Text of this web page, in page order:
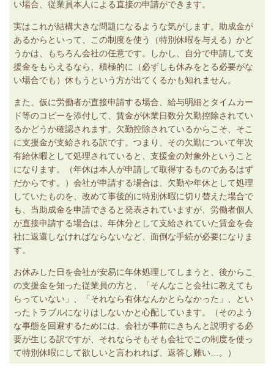
い場合、従業員本人による直接の申請ができます。
実はこれが結構大きな問題になるような気がします。助成金が
あるからといって、この制度を使う（特別休暇を与える）かど
うかは、もちろん会社の任意です。しかし、自分で申請して支
援金をもらえるなら、積極的に（必ずしも休みをとる必要がな
い場合でも）休もうという方が出てくるかも知れません。
また、仮に労働者が直接申請する場合、給与明細とタイムカー
ド等のコピーを添付して、賃金が休業日数分欠勤控除されてい
るかどうか確認されます。欠勤控除されているからこそ、そこ
に支援金が支給される訳です。つまり、その欠勤について年次
有給休暇として処理されていると、支援金の対象外ということ
になります。（年休は本人が申請して取得するものであるはず
だからです。）会社が申請する場合は、欠勤や年休として処理
していたものを、改めて事後的に特別休暇に切り替えた場合で
も、当助成金を申請できると発表されていますが、労働者個人
が直接申請する場合は、年休分として支給されていた賃金を会
社に返還しなければならないなど、面倒な手続が必要になりま
す。
お休みした日を会社が安易に年休処理してしまうと、後からこ
の支援金を知った従業員の方と、「そんなこと会社に教えても
らっていない」、「それなら有休なんかとらなかった」、とい
ったトラブルになりはしないかと心配しています。（そのよう
な事態を回避するためには、会社が事前にきちんと説明する必
要が生じる訳ですが、それならそもそも会社でこの制度を使っ
て特別休暇にして欲しいと言われれば、返答し難い…。）